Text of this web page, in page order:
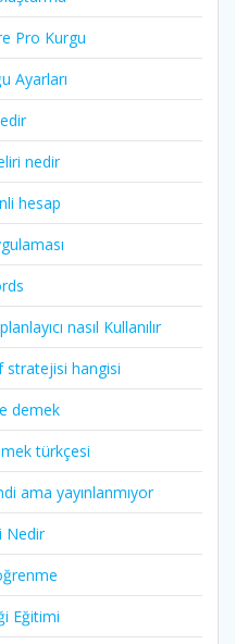
Pro Kurgu
Ayarları
nedir
hesap
nasıl Kullanılır
stratejisi hangisi
demek
türkçesi
ama yayınlanmıyor
Nedir
Eğitimi